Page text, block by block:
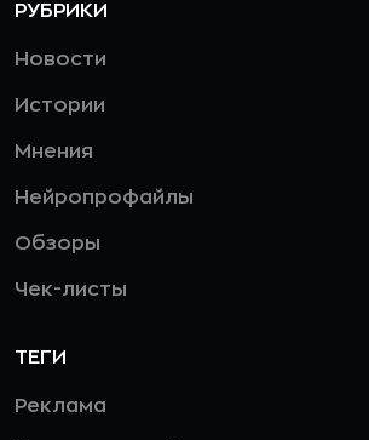
РУБРИКИ
Новости
Истории
Мнения
Нейропрофайлы
Обзоры
Чек-листы
ТЕГИ
Реклама